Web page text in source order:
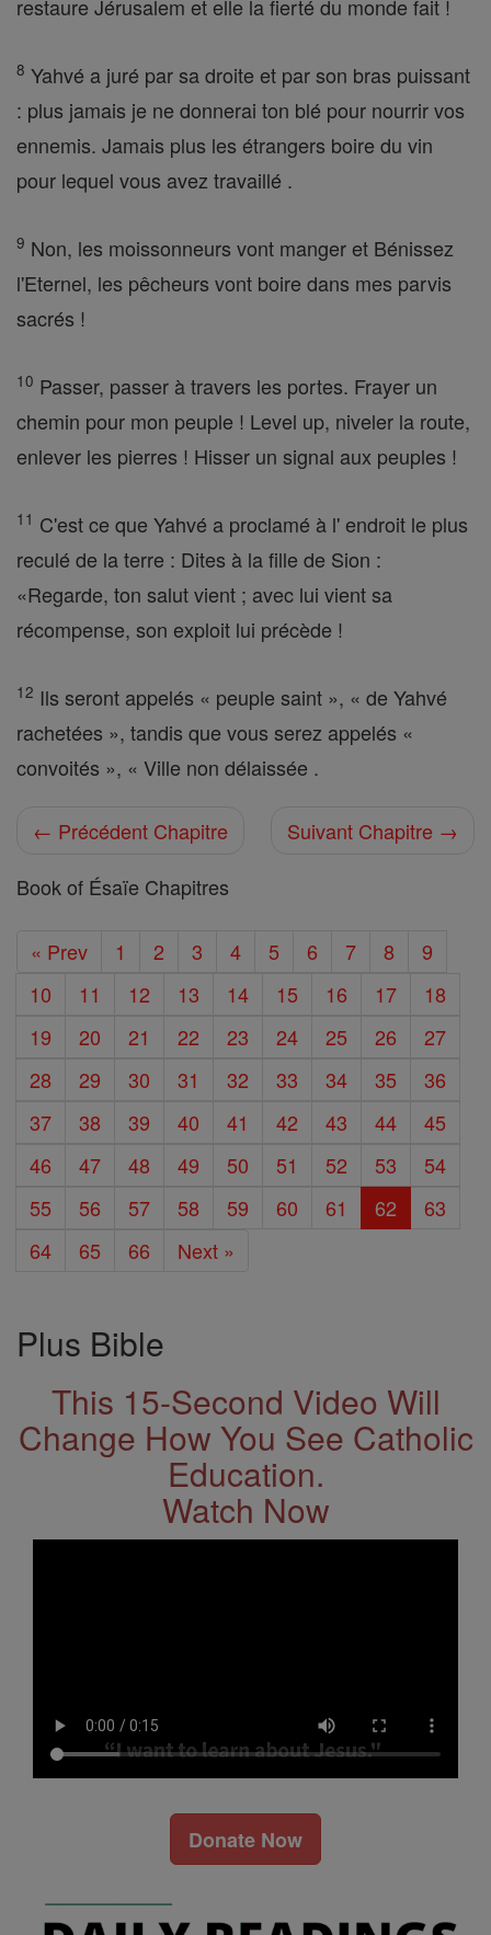
restaure Jérusalem et elle la fierté du monde fait !
8 Yahvé a juré par sa droite et par son bras puissant
: plus jamais je ne donnerai ton blé pour nourrir vos
ennemis. Jamais plus les étrangers boire du vin
pour lequel vous avez travaillé .
9 Non, les moissonneurs vont manger et Bénissez
l'Eternel, les pêcheurs vont boire dans mes parvis
sacrés !
10 Passer, passer à travers les portes. Frayer un
chemin pour mon peuple ! Level up, niveler la route,
enlever les pierres ! Hisser un signal aux peuples !
11 C'est ce que Yahvé a proclamé à l' endroit le plus
reculé de la terre : Dites à la fille de Sion :
«Regarde, ton salut vient ; avec lui vient sa
récompense, son exploit lui précède !
12 Ils seront appelés « peuple saint », « de Yahvé
rachetées », tandis que vous serez appelés «
convoités », « Ville non délaissée .
← Précédent Chapitre
Suivant Chapitre →
Book of Ésaïe Chapitres
« Prev 1 2 3 4 5 6 7 8
9
10
11 12 13 14 15 16 17
18
19
20 21 22 23 24 25 26
27
28
29 30 31 32 33 34 35
36
37
38 39 40 41 42 43 44
45
46
47 48 49 50 51 52 53
54
55
56 57 58 59 60 61 62
63
64
65 66 Next »
Plus Bible
This 15-Second Video Will
Change How You See Catholic
Education.
Watch Now
Donate Now